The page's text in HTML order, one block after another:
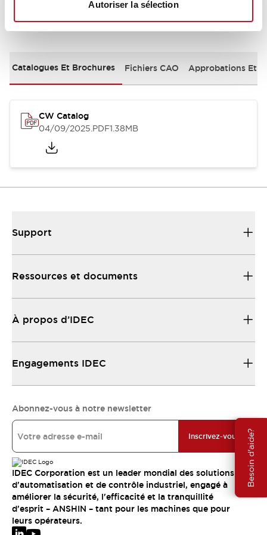
Autoriser la sélection
Besoin d'aide?
Documents et fichiers
Catalogues Et Brochures Fichiers CAO Approbations Et
CW Catalog
04/09/2025.PDF1.38MB
Support
Ressources et documents
À propos d’IDEC
Engagements IDEC
Abonnez-vous à notre newsletter
Inscrivez-vous
IDEC Corporation est un leader mondial des solutions
d'automatisation et de contrôle industriel, engagé à
améliorer la sécurité, l'efficacité et la tranquillité
d'esprit – ANSHIN – tant pour les machines que pour
leurs opérateurs.